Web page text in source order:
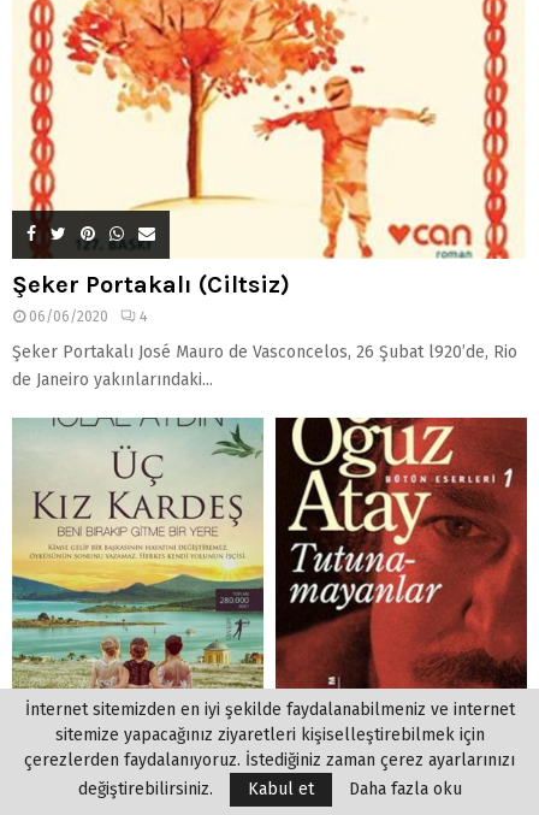
Şeker Portakalı (Ciltsiz)
06/06/2020 4
Şeker Portakalı José Mauro de Vasconcelos, 26 Şubat l920’de, Rio
de Janeiro yakınlarındaki...
Üç Kız Kardeş – İclal Aydın Oguz Atay – Tutunamayanlar
İnternet sitemizden en iyi şekilde faydalanabilmeniz ve internet
sitemize yapacağınız ziyaretleri kişiselleştirebilmek için
çerezlerden faydalanıyoruz. İstediğiniz zaman çerez ayarlarınızı
değiştirebilirsiniz.
Kabul et Daha fazla oku